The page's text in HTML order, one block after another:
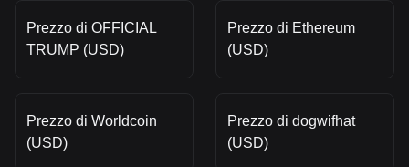
Prezzo di OFFICIAL
TRUMP (USD)
Prezzo di Ethereum
(USD)
Prezzo di Worldcoin
(USD)
Prezzo di dogwifhat
(USD)